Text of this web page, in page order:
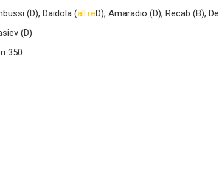
(D), Daidola (all.reD), Amaradio (D), Recab (B),
(D)
350